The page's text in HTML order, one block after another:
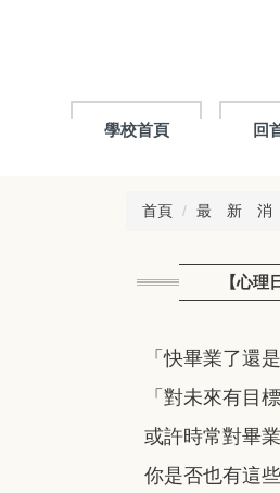
學校首頁 回
首頁 最 新 消
【心
「快畢業了還
「對未來有目
或許時常對畢
你是否也有這